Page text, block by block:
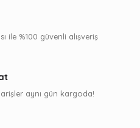
ile %100 güvenli alışveriş
aynı gün kargoda!